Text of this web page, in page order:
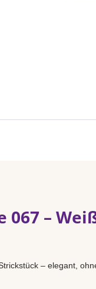
067 –
– elegant,